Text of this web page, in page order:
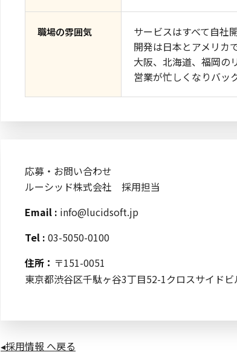
職場の雰囲気
サービスはすべて自社開
開発は日本とアメリカ
大阪、北海道、福岡の
営業が忙しくなりバッ
応募・お問い合わせ
ルーシッド株式会社 採用担当
Email : info@lucidsoft.jp
Tel : 03-5050-0100
住所： 〒151-0051
東京都渋谷区千駄ヶ谷3丁目52-1クロスサイドビ
◂採用情報 へ戻る